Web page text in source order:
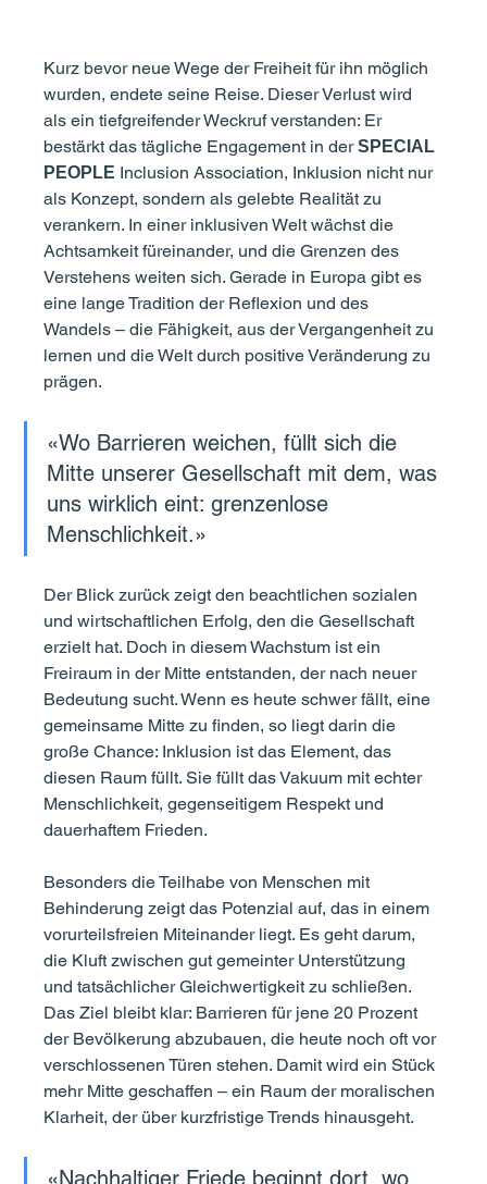
Kurz bevor neue Wege der Freiheit für ihn möglich
wurden, endete seine Reise. Dieser Verlust wird
als ein tiefgreifender Weckruf verstanden: Er
bestärkt das tägliche Engagement in der SPECIAL
PEOPLE Inclusion Association, Inklusion nicht nur
als Konzept, sondern als gelebte Realität zu
verankern. In einer inklusiven Welt wächst die
Achtsamkeit füreinander, und die Grenzen des
Verstehens weiten sich. Gerade in Europa gibt es
eine lange Tradition der Reflexion und des
Wandels – die Fähigkeit, aus der Vergangenheit zu
lernen und die Welt durch positive Veränderung zu
prägen.
«Wo Barrieren weichen, füllt sich die
Mitte unserer Gesellschaft mit dem, was
uns wirklich eint: grenzenlose
Menschlichkeit.»
Der Blick zurück zeigt den beachtlichen sozialen
und wirtschaftlichen Erfolg, den die Gesellschaft
erzielt hat. Doch in diesem Wachstum ist ein
Freiraum in der Mitte entstanden, der nach neuer
Bedeutung sucht. Wenn es heute schwer fällt, eine
gemeinsame Mitte zu finden, so liegt darin die
große Chance: Inklusion ist das Element, das
diesen Raum füllt. Sie füllt das Vakuum mit echter
Menschlichkeit, gegenseitigem Respekt und
dauerhaftem Frieden.
Besonders die Teilhabe von Menschen mit
Behinderung zeigt das Potenzial auf, das in einem
vorurteilsfreien Miteinander liegt. Es geht darum,
die Kluft zwischen gut gemeinter Unterstützung
und tatsächlicher Gleichwertigkeit zu schließen.
Das Ziel bleibt klar: Barrieren für jene 20 Prozent
der Bevölkerung abzubauen, die heute noch oft vor
verschlossenen Türen stehen. Damit wird ein Stück
mehr Mitte geschaffen – ein Raum der moralischen
Klarheit, der über kurzfristige Trends hinausgeht.
«Nachhaltiger Friede beginnt dort, wo